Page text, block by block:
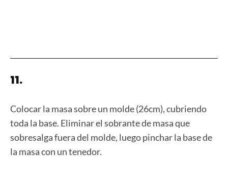
11.
Colocar la masa sobre un molde (26cm), cubriendo
toda la base. Eliminar el sobrante de masa que
sobresalga fuera del molde, luego pinchar la base de
la masa con un tenedor.